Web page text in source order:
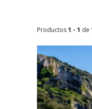
Productos1 - 1 de